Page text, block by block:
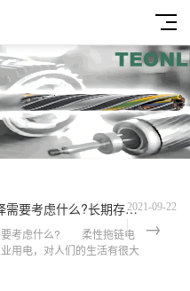
柔性拖链电缆的选择需要考虑什么?长期存放要注意哪些?
2021-09-22
要考虑什么? 柔性拖链电
用电，对人们的生活有很大